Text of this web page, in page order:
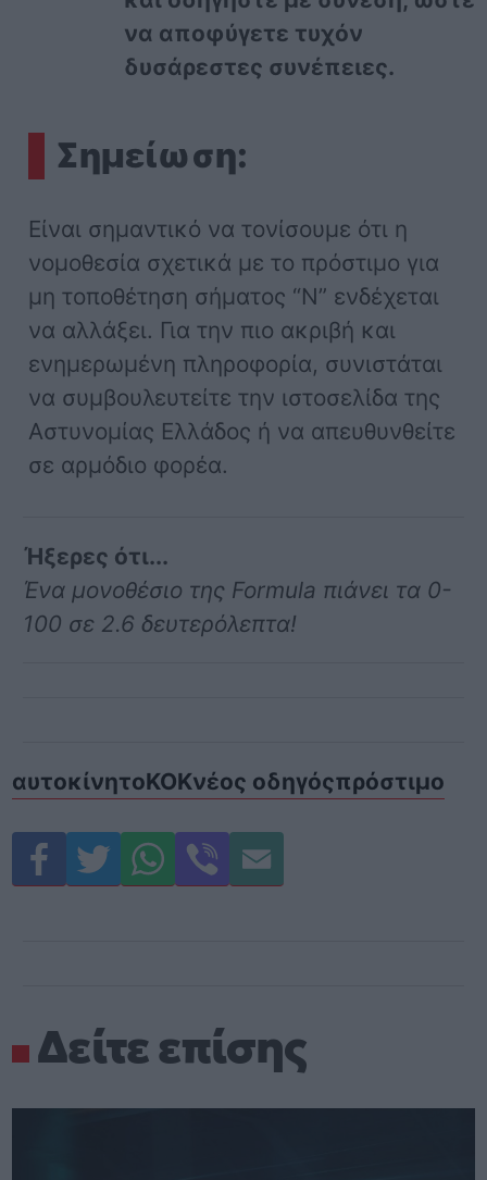
να αποφύγετε τυχόν
δυσάρεστες συνέπειες.
Σημείωση:
Είναι σημαντικό να τονίσουμε ότι η
νομοθεσία σχετικά με το πρόστιμο για
μη τοποθέτηση σήματος “Ν” ενδέχεται
να αλλάξει. Για την πιο ακριβή και
ενημερωμένη πληροφορία, συνιστάται
να συμβουλευτείτε την ιστοσελίδα της
Αστυνομίας Ελλάδος ή να απευθυνθείτε
σε αρμόδιο φορέα.
Ήξερες ότι...
Ένα μονοθέσιο της Formula πιάνει τα 0-
100 σε 2.6 δευτερόλεπτα!
αυτοκίνητοΚΟΚνέος οδηγόςπρόστιμο
Δείτε επίσης